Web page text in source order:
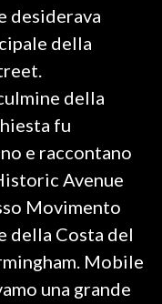
desiderava
della
della
fu
e raccontano
Avenue
Movimento
della Costa del
Mobile
una grande